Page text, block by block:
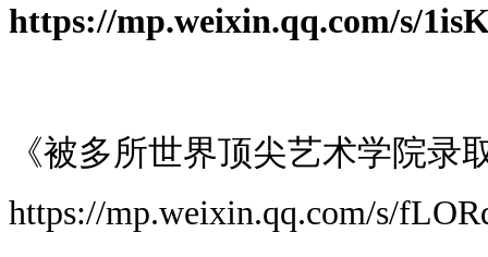
https://mp.weixin.qq.com/s/
《被多所世界顶尖艺术学院录
https://mp.weixin.qq.com/s/